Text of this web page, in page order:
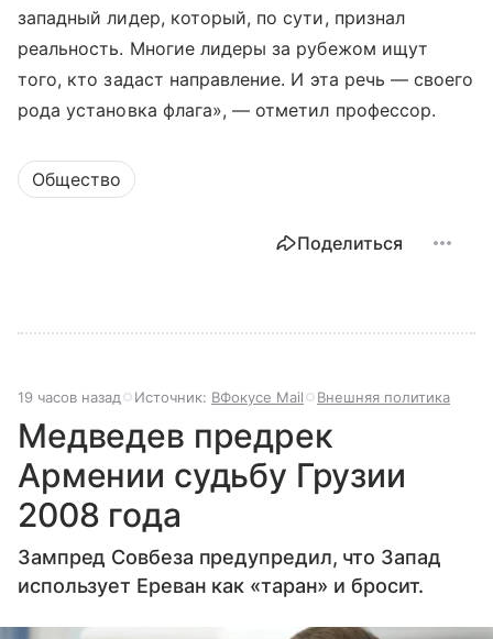
западный лидер, который, по сути, признал
реальность. Многие лидеры за рубежом ищут
того, кто задаст направление. И эта речь — своего
рода установка флага», — отметил профессор.
Общество
Поделиться
19 часов назад Источник: ВФокусе Mail Внешняя политика
Медведев предрек
Армении судьбу Грузии
2008 года
Зампред Совбеза предупредил, что Запад
использует Ереван как «таран» и бросит.